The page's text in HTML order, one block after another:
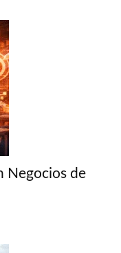
Negocios de